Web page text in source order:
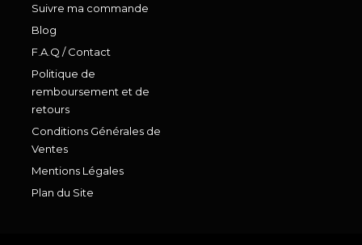
Suivre ma commande
Blog
F.A.Q / Contact
Politique de
remboursement et de
retours
Conditions Générales de
Ventes
Mentions Légales
Plan du Site